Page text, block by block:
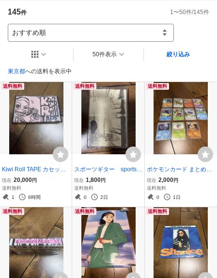
明な点があれば、気軽にご質問してくださると光栄です。
住所：福井県坂井市
145件 1 〜50件/145件
おすすめ順
東京都への送料を表示中
50件表示 絞り込み
送料無料
Kiwi Roll TAPE カセット
テープ インディーズ キ
ウイロール パンク イ
ンディーズ
現在 20,000円
送料無料
1
6時間
送料無料
スポーツギター sportsg
uitar カセットテープ marr
ied three kids ギターポッ
プ
現在 1,800円
送料無料
0
2日
送料無料
ポケモンカード まとめ売
り 11枚セット ルカリオ
ゲコガシラ他
現在 2,000円
送料無料
0
1日
送料無料 送料無料 送料無料